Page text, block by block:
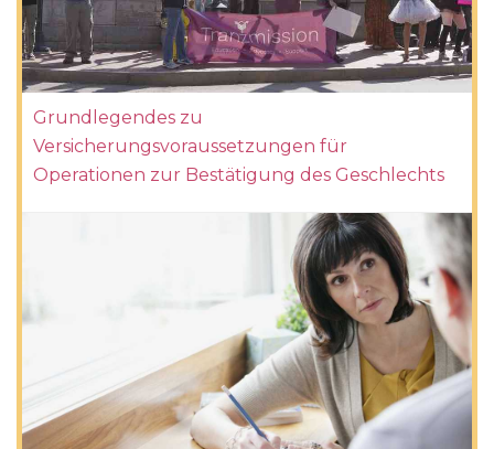
Grundlegendes zu
Versicherungsvoraussetzungen für
Operationen zur Bestätigung des Geschlechts